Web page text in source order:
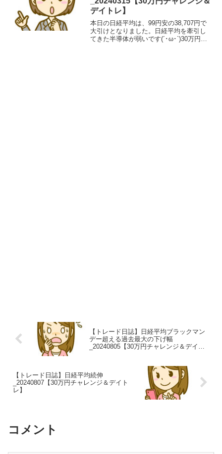
デイトレ】
本日の日経平均は、99円安の38,707円で
大引けとなりました。日経平均を牽引し
てきた半導体が弱いです(´･ω･`)30万円チ
【トレード日誌】日経平均ブラックマン
デー超える過去最大の下げ幅
_20240805【30万円チャレンジ＆デイト
【トレード日誌】日経平均続伸
_20240807【30万円チャレンジ＆デイト
レ】
コメント